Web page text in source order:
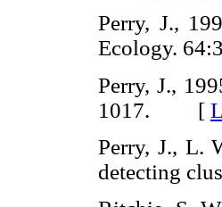
Perry, J.,
Ecology.
Perry, J.,
1017. [
Perry, J., L.
detecting